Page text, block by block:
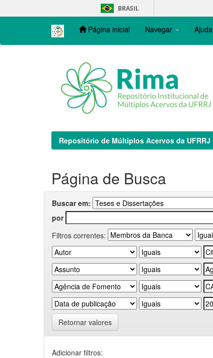
navigation
BRASIL
Página inicial Navegar Ajuda
Repositório de Múltiplos Acervos da UFRRJ
Página de Busca
Buscar em:
por
Filtros correntes:
Retornar valores
Adicionar filtros: